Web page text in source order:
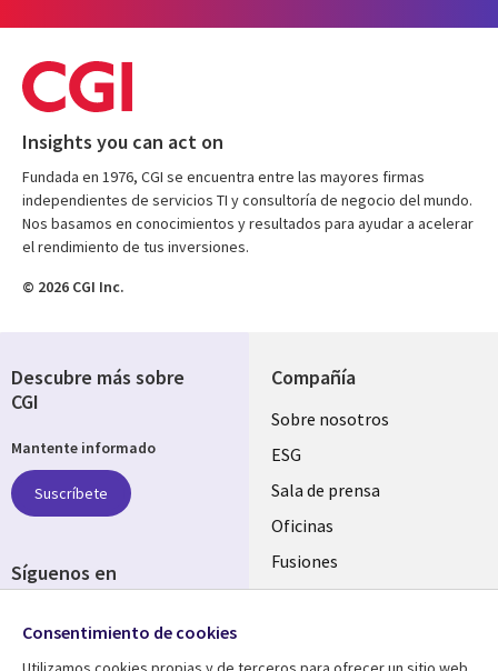
Insights you can act on
Fundada en 1976, CGI se encuentra entre las mayores firmas
independientes de servicios TI y consultoría de negocio del mundo.
Nos basamos en conocimientos y resultados para ayudar a acelerar
el rendimiento de tus inversiones.
© 2026 CGI Inc.
Compañía
Useful
links
SPAIN
Sobre nosotros
ESG
Sala de prensa
Oficinas
Fusiones
Inversores
Descubre más sobre
CGI
Mantente informado
Suscríbete
Síguenos en
Media
SPAIN
Consentimiento de cookies